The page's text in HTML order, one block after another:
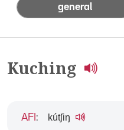
general
Kuching
AFI : kútʃiŋ